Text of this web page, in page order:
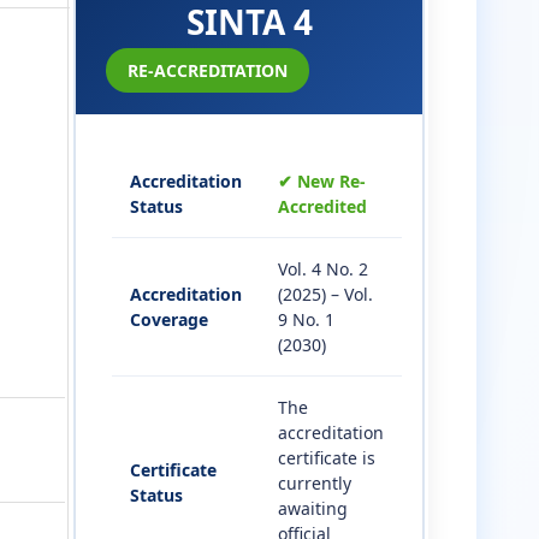
SINTA 4
RE-ACCREDITATION
Accreditation
Status
✔ New Re-
Accredited
Accreditation
Coverage
Vol. 4 No. 2
(2025) – Vol.
9 No. 1
(2030)
Certificate
Status
The
accreditation
certificate is
currently
awaiting
official